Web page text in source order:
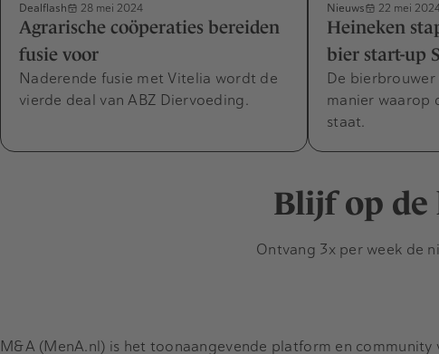
Dealflash 28 mei 2024
Agrarische coöperaties bereiden
fusie voor
Naderende fusie met Vitelia wordt de
vierde deal van ABZ Diervoeding.
Nieuws 22 mei
Heineken
bier start-up
De
manier waarop
staat.
Blijf op de
Ontvang 3x per week de
M&A (MenA.nl) is het toonaangevende platform en